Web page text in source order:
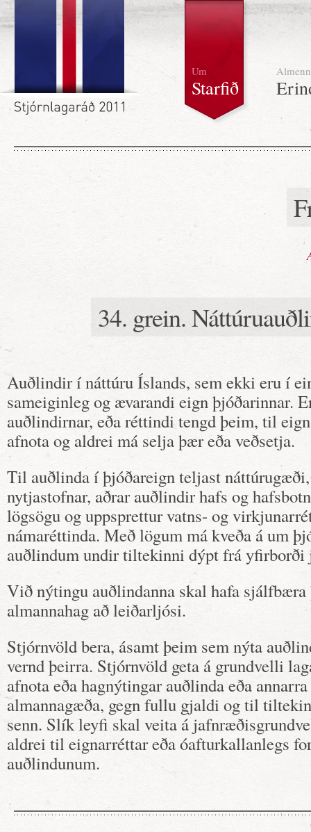
Um
Starfið
Almenn
34. grein.
Auðlindir í náttúru Íslands, sem ekki eru í
sameiginleg og ævarandi eign þjóðarinnar.
auðlindirnar, eða réttindi tengd þeim, til
afnota og aldrei má selja þær eða veðsetja.
Til auðlinda í þjóðareign teljast
nytjastofnar, aðrar auðlindir hafs og
lögsögu og uppsprettur vatns- og
námaréttinda. Með lögum má kveða á um
auðlindum undir tiltekinni dýpt frá yfirborði
Við nýtingu auðlindanna skal hafa sjálfbæra
almannahag að leiðarljósi.
Stjórnvöld bera, ásamt þeim sem nýta
vernd þeirra. Stjórnvöld geta á grundvelli
afnota eða hagnýtingar auðlinda eða
almannagæða, gegn fullu gjaldi og til
senn. Slík leyfi skal veita á
aldrei til eignarréttar eða óafturkallanlegs
auðlindunum.